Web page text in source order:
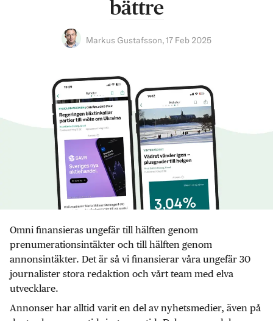
bättre
Markus Gustafsson,17 Feb 2025
Omni finansieras ungefär till hälften genom
prenumerationsintäkter och till hälften genom
annonsintäkter. Det är så vi finansierar våra ungefär 30
journalister stora redaktion och vårt team med elva
utvecklare.
Annonser har alltid varit en del av nyhetsmedier, även på